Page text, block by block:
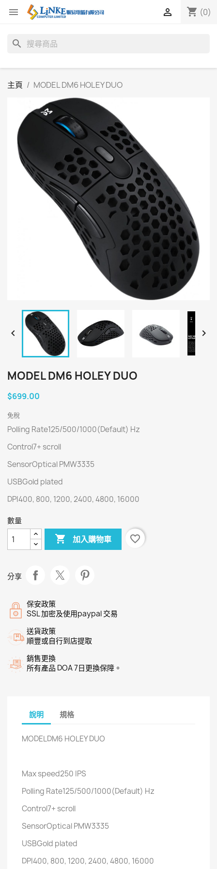
 shopping_cart (0)

search
主頁 MODEL DM6 HOLEY DUO
 
MODEL DM6 HOLEY DUO
$699.00
免稅
Polling Rate125/500/1000(Default) Hz
Control7+ scroll
SensorOptical PMW3335
USBGold plated
DPI400, 800, 1200, 2400, 4800, 16000
數量
 加入購物車 favorite_border
分享
保安政策
SSL 加密及使用paypal 交易
送貨政策
順豐或自行到店提取
銷售更換
所有產品 DOA 7日更換保障。
說明 規格
MODELDM6 HOLEY DUO
Max speed250 IPS
Polling Rate125/500/1000(Default) Hz
Control7+ scroll
SensorOptical PMW3335
USBGold plated
DPI400, 800, 1200, 2400, 4800, 16000